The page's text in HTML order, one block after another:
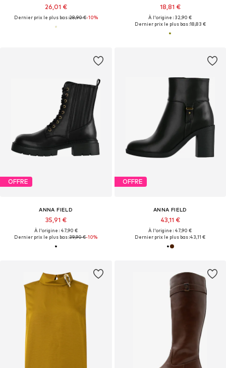
26,01 €
Dernier prix le plus bas :28,90 €-10%
18,81 €
À l'origine : 32,90 €
Dernier prix le plus bas :18,83 €
OFFRE
ANNA FIELD
35,91 €
À l'origine : 47,90 €
Dernier prix le plus bas :39,90 €-10%
OFFRE
ANNA FIELD
43,11 €
À l'origine : 47,90 €
Dernier prix le plus bas :43,11 €